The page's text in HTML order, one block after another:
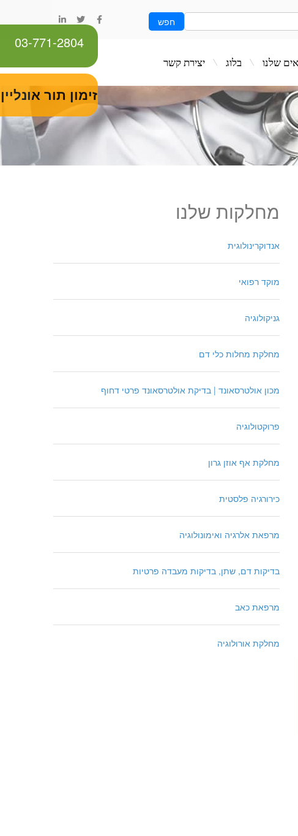
חפש
מחלקות שלנו
אנדוקרינולוגית
מוקד רפואי
גניקולוגיה
מחלקת מחלות כלי דם
מכון אולטרסאונד | בדיקת אולטרסאונד פרטי דחוף
פרוקטולוגיה
מחלקת אף אוזן גרון
כירורגיה פלסטית
מרפאת אלרגיה ואימונולוגיה
בדיקות דם, שתן, בדיקות מעבדה פרטיות
מרפאת כאב
מחלקת אורולוגיה
זימון תור אונליין
03-771-2804